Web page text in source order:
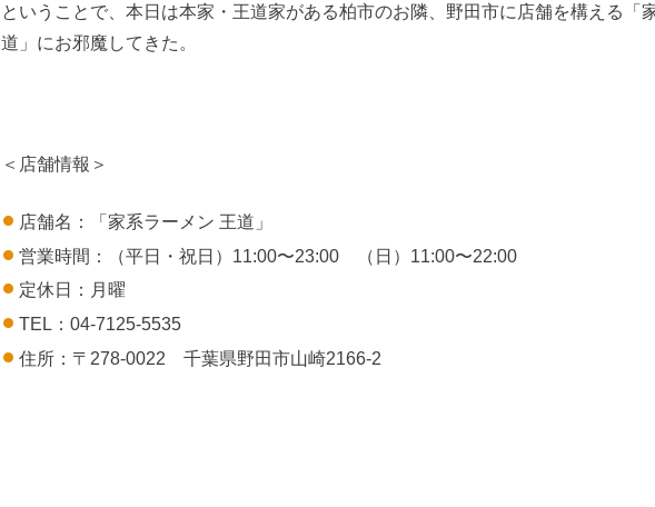
ということで、本日は本家・王道家がある柏市のお隣、野田市に店舗を構える「
道」にお邪魔してきた。
＜店舗情報＞
店舗名：「家系ラーメン 王道」
営業時間：（平日・祝日）11:00〜23:00 （日）11:00〜22:00
定休日：月曜
TEL：04-7125-5535
住所：〒278-0022 千葉県野田市山崎2166-2